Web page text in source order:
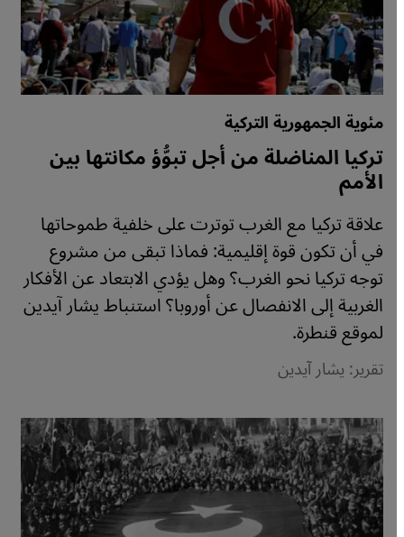
مئوية الجمهورية التركية
تركيا المناضلة من أجل تبوُّؤ مكانتها بين
الأمم
علاقة تركيا مع الغرب توترت على خلفية طموحاتها
في أن تكون قوة إقليمية: فماذا تبقى من مشروع
توجه تركيا نحو الغرب؟ وهل يؤدي الابتعاد عن الأفكار
الغربية إلى الانفصال عن أوروبا؟ استنباط يشار آيدين
لموقع قنطرة.
تقرير: يشار آيدين